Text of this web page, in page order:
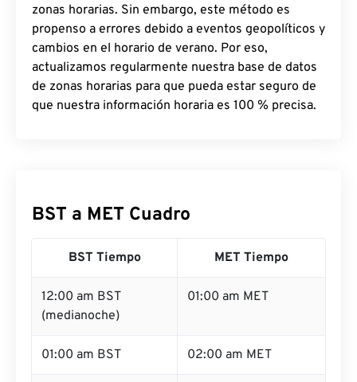
zonas horarias. Sin embargo, este método es
propenso a errores debido a eventos geopolíticos y
cambios en el horario de verano. Por eso,
actualizamos regularmente nuestra base de datos
de zonas horarias para que pueda estar seguro de
que nuestra información horaria es 100 % precisa.
BST a MET Cuadro
BST Tiempo MET Tiempo
12:00 am BST
(medianoche)
01:00 am MET
01:00 am BST 02:00 am MET